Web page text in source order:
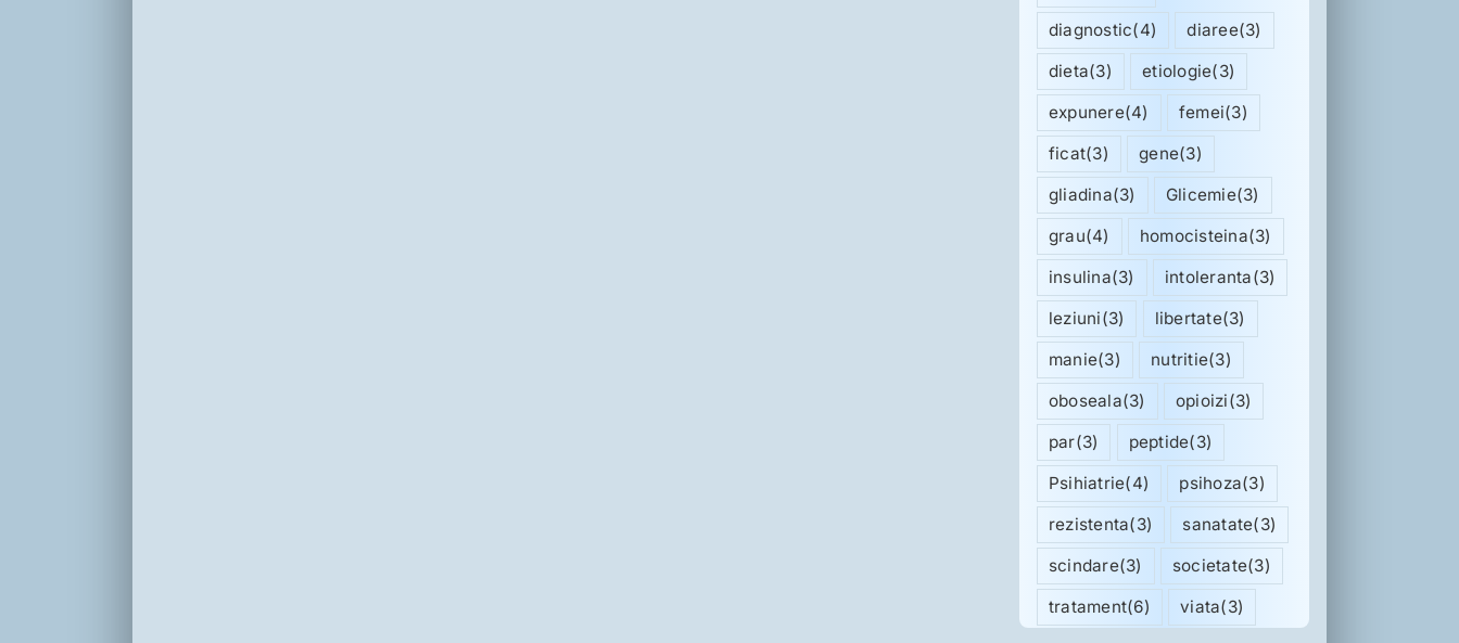
diagnostic(4) diaree(3)
dieta(3) etiologie(3)
expunere(4) femei(3)
ficat(3) gene(3)
gliadina(3) Glicemie(3)
grau(4) homocisteina(3)
insulina(3) intoleranta(3)
leziuni(3) libertate(3)
manie(3) nutritie(3)
oboseala(3) opioizi(3)
par(3) peptide(3)
Psihiatrie(4) psihoza(3)
rezistenta(3) sanatate(3)
scindare(3) societate(3)
tratament(6) viata(3)